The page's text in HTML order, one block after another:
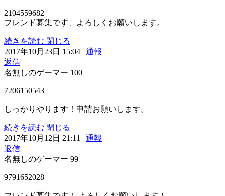
2104559682
フレンド募集です、よろしくお願いします。
続きを読む 閉じる
2017年10月23日 15:04 | 通報
返信
名無しのゲーマー 100
7206150543
しっかりやります！申請お願いします。
続きを読む 閉じる
2017年10月12日 21:11 | 通報
返信
名無しのゲーマー 99
9791652028